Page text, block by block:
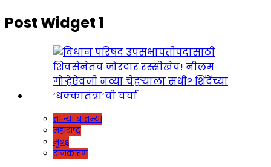
Post Widget 1
ताज्या बातम्या
महाराष्ट्र
मुंबई
राजकारण